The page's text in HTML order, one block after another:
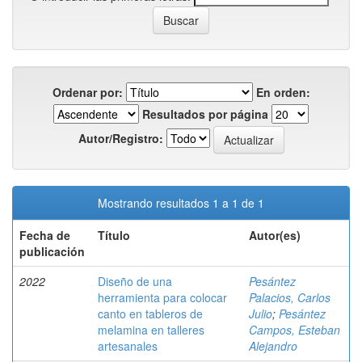
Ordenar por:
En orden:
Resultados por página
Autor/Registro:
Mostrando resultados 1 a 1 de 1
Fecha de
publicación
Título Autor(es)
2022
Diseño de una
herramienta para colocar
canto en tableros de
melamina en talleres
artesanales
Pesántez
Palacios, Carlos
Julio; Pesántez
Campos, Esteban
Alejandro